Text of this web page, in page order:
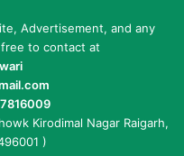
Advertisement, and any
to contact at
Kirodimal Nagar Raigarh,
)